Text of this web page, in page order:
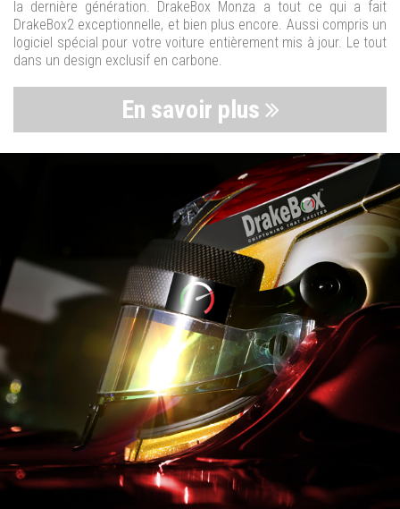
la dernière génération. DrakeBox Monza a tout ce qui a fait
DrakeBox2 exceptionnelle, et bien plus encore. Aussi compris un
logiciel spécial pour votre voiture entièrement mis à jour. Le tout
dans un design exclusif en carbone.
En savoir plus